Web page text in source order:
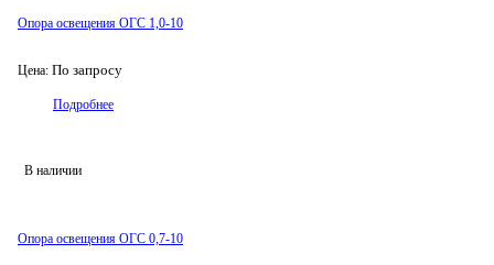
Опора освещения ОГС 1,0-10
Цена: По запросу
Подробнее
В наличии
Опора освещения ОГС 0,7-10